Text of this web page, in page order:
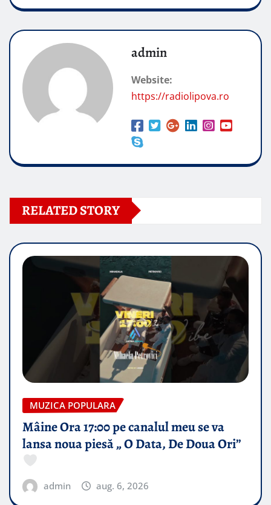
admin
Website:
https://radiolipova.ro
RELATED STORY
MUZICA POPULARA
Mâine Ora 17:00 pe canalul meu se va
lansa noua piesă „ O Data, De Doua Ori”
admin aug. 6, 2026